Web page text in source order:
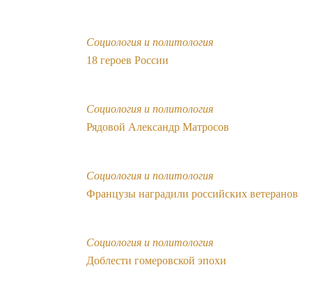
Социология и политология
18 героев России
Социология и политология
Рядовой Александр Матросов
Социология и политология
Французы наградили российских ветеранов
Социология и политология
Доблести гомеровской эпохи